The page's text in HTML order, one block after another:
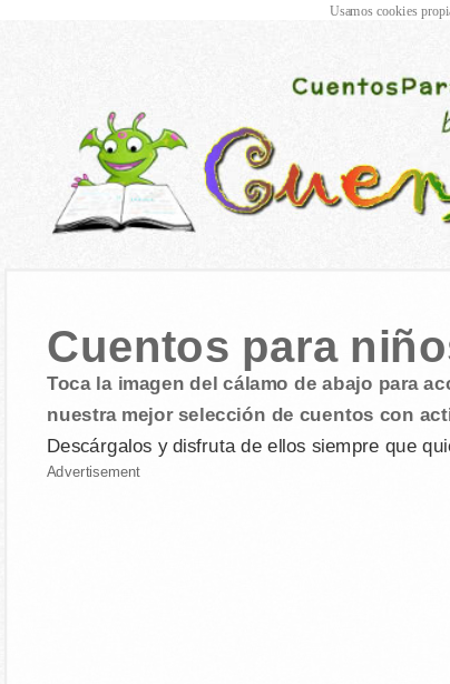
Cuentos para
Toca la imagen del cálamo de abajo para
nuestra mejor selección de cuentos con
Descárgalos y disfruta de ellos siempre que
Advertisement
Usamos cookies